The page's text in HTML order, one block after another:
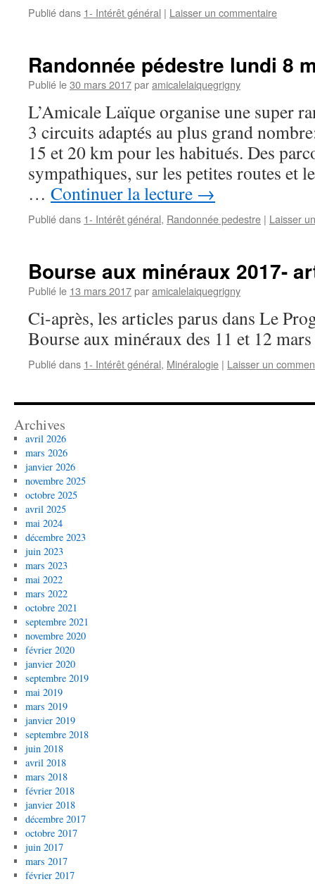
Publié dans 1- Intérêt général | Laisser un commentaire
Randonnée pédestre lundi 8
Publié le30 mars 2017paramicalelaiquegrigny
L’Amicale Laïque organise une super
3 circuits adaptés au plus grand
15 et 20 km pour les habitués. Des
sympathiques, sur les petites routes et
… Continuer la lecture →
Publié dans 1- Intérêt général, Randonnée pedestre | Laisser
Bourse aux minéraux 2017-
Publié le 13 mars 2017paramicalelaiquegrigny
Ci-après, les articles parus dans Le
Bourse aux minéraux des 11 et 12
Publié dans 1- Intérêt général, Minéralogie | Laisser un
Archives
avril 2026
mars 2026
janvier 2026
novembre 2025
octobre 2025
avril 2025
mai 2024
décembre 2023
juin 2023
mars 2023
mai 2022
mars 2022
octobre 2021
septembre 2021
novembre 2020
février 2020
janvier 2020
septembre 2019
mai 2019
mars 2019
janvier 2019
septembre 2018
juin 2018
avril 2018
mars 2018
février 2018
janvier 2018
décembre 2017
octobre 2017
juin 2017
mars 2017
février 2017